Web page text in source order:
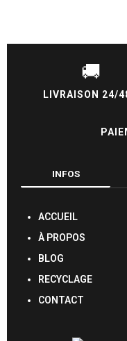
🚚
LIVRAISON 24/
INFOS
ACCUEIL
À PROPOS
BLOG
RECYCLAGE
CONTACT